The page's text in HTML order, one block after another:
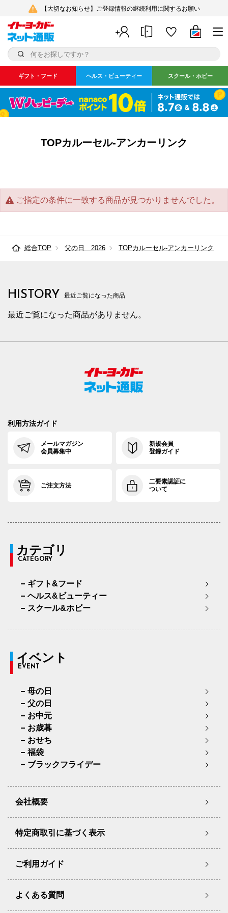
【大切なお知らせ】ご登録情報の継続利用に関するお願い
ギフト・フード ヘルス・ビューティー スクール・ホビー
TOPカルーセル-アンカーリンク
ご指定の条件に一致する商品が見つかりませんでした。
総合TOP 父の日 2026 TOPカルーセル-アンカーリンク
HISTORY 最近ご覧になった商品
最近ご覧になった商品がありません。
利用方法ガイド
メールマガジン
会員募集中
新規会員
登録ガイド
ご注文方法
二要素認証に
ついて
カテゴリ
CATEGORY
ギフト&フード
ヘルス&ビューティー
スクール&ホビー
イベント
EVENT
母の日
父の日
お中元
お歳暮
おせち
福袋
ブラックフライデー
会社概要
特定商取引に基づく表示
ご利用ガイド
よくある質問